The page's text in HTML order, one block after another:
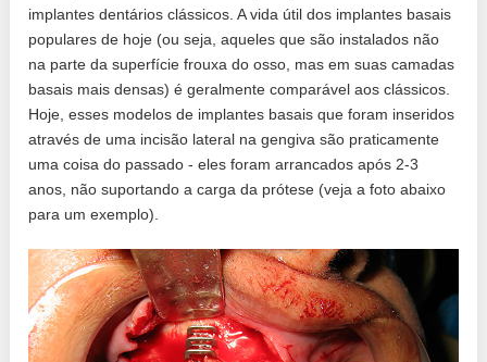
implantes dentários clássicos. A vida útil dos implantes basais
populares de hoje (ou seja, aqueles que são instalados não
na parte da superfície frouxa do osso, mas em suas camadas
basais mais densas) é geralmente comparável aos clássicos.
Hoje, esses modelos de implantes basais que foram inseridos
através de uma incisão lateral na gengiva são praticamente
uma coisa do passado - eles foram arrancados após 2-3
anos, não suportando a carga da prótese (veja a foto abaixo
para um exemplo).